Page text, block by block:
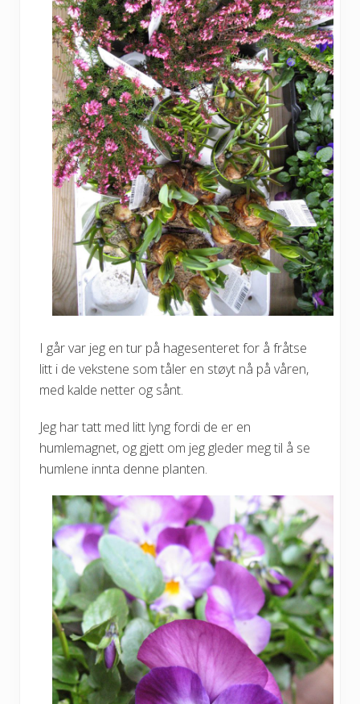
I går var jeg en tur på hagesenteret for å fråtse
litt i de vekstene som tåler en støyt nå på våren,
med kalde netter og sånt.
Jeg har tatt med litt lyng fordi de er en
humlemagnet, og gjett om jeg gleder meg til å se
humlene innta denne planten.